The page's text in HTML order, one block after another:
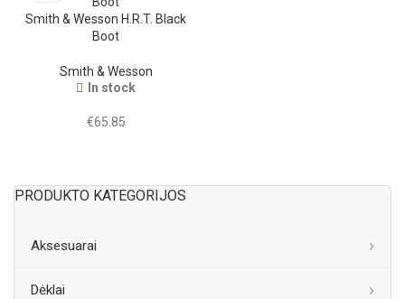
PRODUKTO KATEGORIJOS
Aksesuarai
Dėklai
Smith & Wesson H.R.T. Black
Boot
Smith & Wesson
In stock
€65.85